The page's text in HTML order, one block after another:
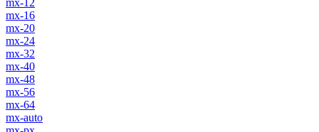
mx-16
mx-20
mx-24
mx-32
mx-40
mx-48
mx-56
mx-64
mx-auto